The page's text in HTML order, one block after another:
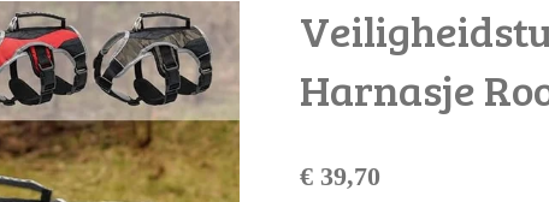
Harnasje
€ 39,70